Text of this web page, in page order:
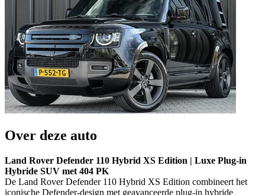
Over deze auto
Land Rover Defender 110 Hybrid XS Edition | Luxe Plug-in
Hybride SUV met 404 PK
De Land Rover Defender 110 Hybrid XS Edition combineert het
iconische Defender-design met geavanceerde plug-in hybride